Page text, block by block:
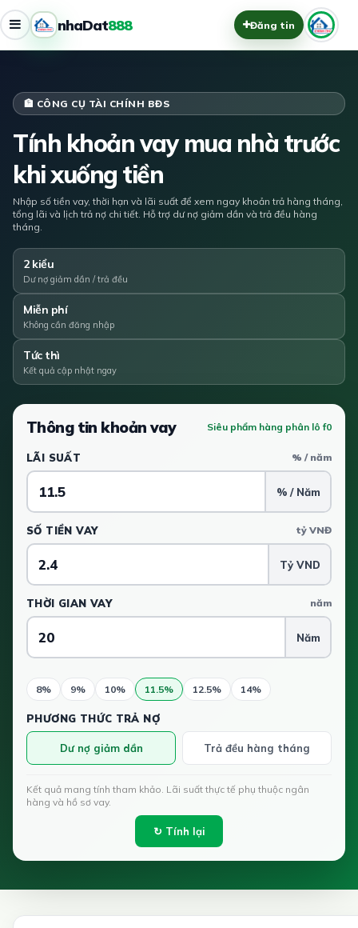
nhaDat888 Đăng tin
🏦 CÔNG CỤ TÀI CHÍNH BĐS
Tính khoản vay mua nhà trước
khi xuống tiền
Nhập số tiền vay, thời hạn và lãi suất để xem ngay khoản trả hàng tháng,
tổng lãi và lịch trả nợ chi tiết. Hỗ trợ dư nợ giảm dần và trả đều hàng
tháng.
2 kiểu
Dư nợ giảm dần / trả đều
Miễn phí
Không cần đăng nhập
Tức thì
Kết quả cập nhật ngay
Thông tin khoản vay Siêu phẩm hàng phân lô f0
LÃI SUẤT % / năm
% / Năm
SỐ TIỀN VAY tỷ VNĐ
Tỷ VND
THỜI GIAN VAY năm
Năm
8% 9% 10% 11.5% 12.5% 14%
PHƯƠNG THỨC TRẢ NỢ
Dư nợ giảm dần Trả đều hàng tháng
Kết quả mang tính tham khảo. Lãi suất thực tế phụ thuộc ngân
hàng và hồ sơ vay.
↻ Tính lại